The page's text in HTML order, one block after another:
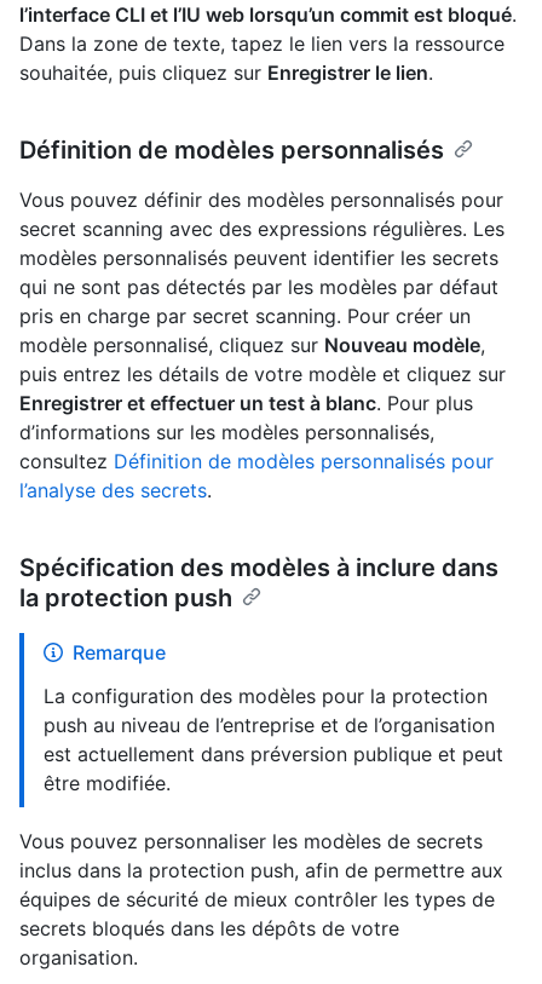
l’interface CLI et l’IU web lorsqu’un commit est bloqué.
Dans la zone de texte, tapez le lien vers la ressource
souhaitée, puis cliquez sur Enregistrer le lien.
Définition de modèles personnalisés
Vous pouvez définir des modèles personnalisés pour
secret scanning avec des expressions régulières. Les
modèles personnalisés peuvent identifier les secrets
qui ne sont pas détectés par les modèles par défaut
pris en charge par secret scanning. Pour créer un
modèle personnalisé, cliquez sur Nouveau modèle,
puis entrez les détails de votre modèle et cliquez sur
Enregistrer et effectuer un test à blanc. Pour plus
d’informations sur les modèles personnalisés,
consultez Définition de modèles personnalisés pour
l’analyse des secrets.
Spécification des modèles à inclure dans
la protection push
Remarque
La configuration des modèles pour la protection
push au niveau de l’entreprise et de l’organisation
est actuellement dans préversion publique et peut
être modifiée.
Vous pouvez personnaliser les modèles de secrets
inclus dans la protection push, afin de permettre aux
équipes de sécurité de mieux contrôler les types de
secrets bloqués dans les dépôts de votre
organisation.